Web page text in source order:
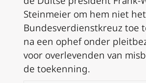
Steinmeier om hem niet het
Bundesverdienstkreuz toe
na een ophef onder
voor overlevenden van
de toekenning.